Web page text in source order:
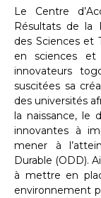
Le Centre
Résultats de la
des Sciences et
en sciences et
innovateurs
suscitées sa
des universités
la naissance, le
innovantes à
mener à
Durable (ODD).
à mettre en
environnement